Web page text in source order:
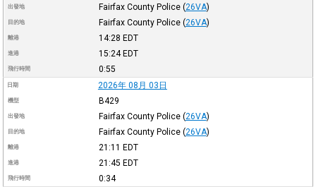
出發地 Fairfax County Police (26VA)
目的地 Fairfax County Police (26VA)
離港 14:28 EDT
進港 15:24 EDT
飛行時間 0:55
日期 2026年 08月 03日
機型 B429
出發地 Fairfax County Police (26VA)
目的地 Fairfax County Police (26VA)
離港 21:11 EDT
進港 21:45 EDT
飛行時間 0:34